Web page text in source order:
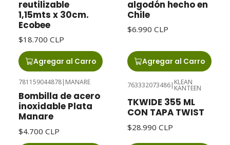
reutilizable
1,15mts x 30cm.
Ecobee
$18.700 CLP
Agregar al Carro
algodón hecho en
Chile
$6.990 CLP
Agregar al Carro
781159044878| MANARE
Bombilla de acero
inoxidable Plata
Manare
$4.700 CLP
763332073486| KLEAN
KANTEEN
TKWIDE 355 ML
CON TAPA TWIST
$28.990 CLP